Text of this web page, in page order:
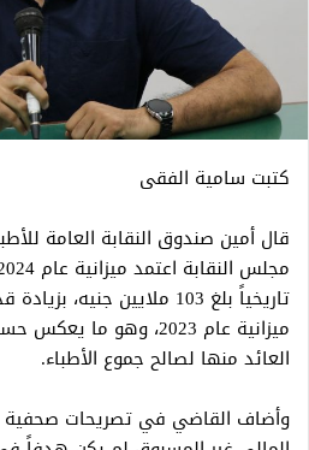
كتبت سامية الفقى
قال أمين صندوق النقابة العامة
ميزانية عام 2023، وهو
العائد منها لصالح جموع الأطباء.
وأضاف القاضي في تصريحات صحفية